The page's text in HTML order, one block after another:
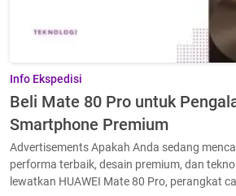
Info Ekspedisi
Beli Mate 80 Pro untuk
Smartphone Premium
Advertisements Apakah Anda sedang
performa terbaik, desain premium, dan
lewatkan HUAWEI Mate 80 Pro, perangkat